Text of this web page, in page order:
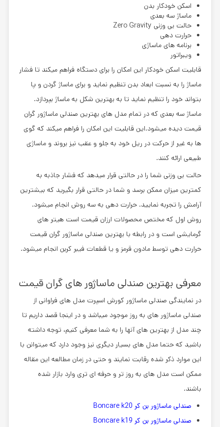
اسکن خودکار بدن
ماساژ سه بعدی
حالت بی وزنی Zero Gravity
حرارت دهی
برنامه های ماساژی
ویبراتور
قابلیت اسکن خودکار این امکان را برای دستگاه فراهم میکند تا فشار
ماساژ را به نسبت ابعاد بدن تنظیم نماید و برای ماساژ گردن و پا
بتواند خود را تنظیم نماید تا به بهترین شکل به ماساژ بپردازد.
ماساژ سه بعدی که در تمام مدل های بهترین صندلی ماساژور گران
قیمت دیده میشود.این قابلیت این امکان را فراهم میکند که گوی
ها به غیر از حرکت در ریل خود به جلو و عقب نیز بروند و ماساژی
طبیعی ارائه کنند.
حالت بی وزنی شما را در حالتی قرار میدهد که فشار جاذبه به
کمترین میزان ممکن برسد و شما در حالتی قرار بگیرید که بیشترین
آرامش را تجربه نمایید. حرارت دهی به سه روش انجام میشود.
روش اول که مختص محصولات ارزان قیمت است هیتر های
گرمایشی است و در رابطه با بهترین صندلی ماساژور گران قیمت
حرارت دهی توسط مادون قرمز و یا قطعات فیبر کربن انجام میشود.
معرفی بهترین صندلی ماساژور های گران قیمت
در نمایندگی صندلی ماساژور کورش اسپرت مدل های فراوانی از
صندلی ماساژور های به روز موجود میباشد و در اینجا قصد داریم تا
چند مدل از بهترین های آنها را به شما معرفی کنیم، توجه داشته
باشید که حتما مدل های بسیار دیگری نیز وجود دارد که میتوانن با
این موارد ذکر شده رقابت نمایند و حتی در زمان مطالعه این مقاله
ممکن است مدل های به روز تر و حرفه ای تری وارد بازار شده
باشند.
صندلی ماساژور بن کر Boncare k20
صندلی ماساژور بن کر Boncare k19